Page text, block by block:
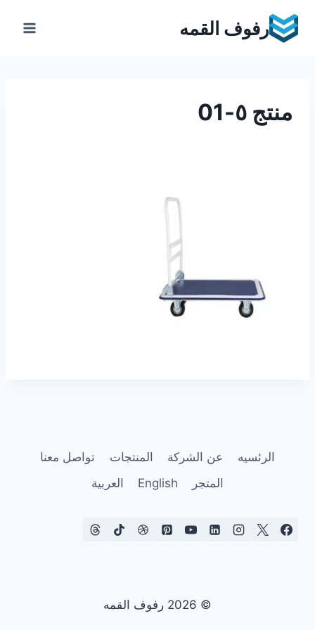
content
رفوف القمه
منتج ٥-01
الرئسيه عن الشركة المنتجات
تواصل معنا
المتجر
English العربية
© 2026 رفوف القمه